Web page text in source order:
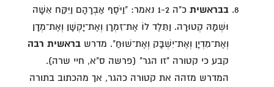
בבראשית
כ"ה 1-2 נאמר: "וַיֹּסֶף אַבְרָהָם וַיִּקַּח אִשָּׁה
וּשְׁמָהּ קְטוּרָה. וַתֵּלֶד לוֹ אֶת־זִמְרָן וְאֶת־יָקְשָׁן וְאֶת־מְדָן
וְאֶת־מִדְיָן וְאֶת־יִשְׁבָּק וְאֶת־שׁוּחַ". מדרש בראשית רבה
קבע כי קטורה "זו הגר" (פרשה ס"א, חיי שרה).
המדרש מזהה את קטורה כהגר, אך מהכתוב בתורה